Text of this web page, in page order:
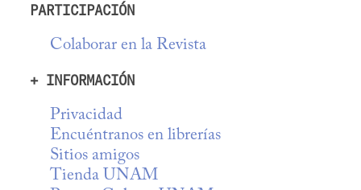
PARTICIPACIÓN
Colaborar en la Revista
+ INFORMACIÓN
Privacidad
Encuéntranos en librerías
Sitios amigos
Tienda UNAM